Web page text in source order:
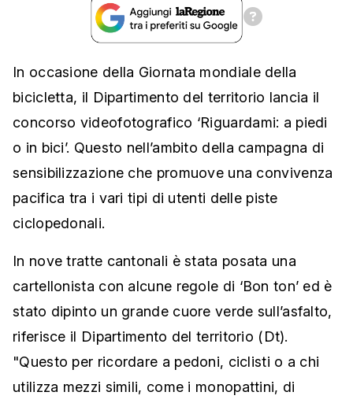
In occasione della Giornata mondiale della
bicicletta, il Dipartimento del territorio lancia il
concorso videofotografico ‘Riguardami: a piedi
o in bici’. Questo nell’ambito della campagna di
sensibilizzazione che promuove una convivenza
pacifica tra i vari tipi di utenti delle piste
ciclopedonali.
In nove tratte cantonali è stata posata una
cartellonista con alcune regole di ‘Bon ton’ ed è
stato dipinto un grande cuore verde sull’asfalto,
riferisce il Dipartimento del territorio (Dt).
"Questo per ricordare a pedoni, ciclisti o a chi
utilizza mezzi simili, come i monopattini, di